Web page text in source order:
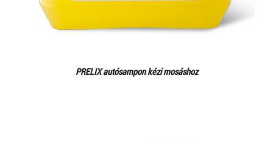
PRELIX autósampon kézi mosáshoz